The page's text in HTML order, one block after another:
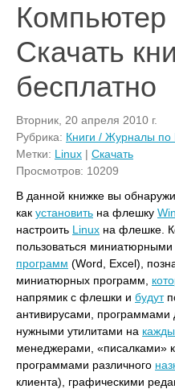
Скачать
бесплатно
Вторник, 20 апреля 2010 г.
Рубрика: Книги / Журналы по
Метки: Linux | Скачать
Просмотров: 10209
В данной книжке вы
как установить на флешку
настроить Linux на флешке.
пользоваться
программ (Word, Excel),
миниатюрных программ,
напрямик с флешки и будут
антивирусами, программами
нужными утилитами на
менеджерами, «писалками»
программами различного
клиента), графическими